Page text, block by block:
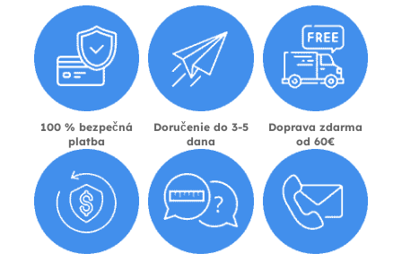
100 % bezpečná
platba
Doručenie do 3-5
dana
Doprava zdarma
od 60€